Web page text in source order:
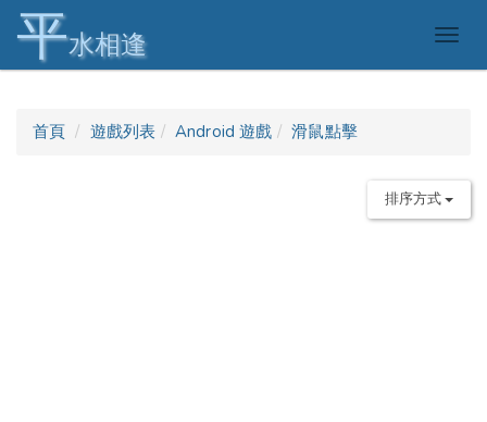
平水相逢
首頁 遊戲列表 Android 遊戲 滑鼠點擊
排序方式